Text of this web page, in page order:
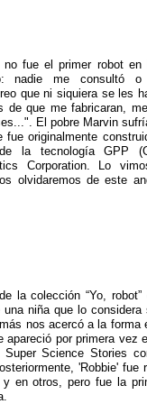
no fue el primer robot
nadie me consultó o
que ni siquiera se les
de que me fabricaran,
El pobre Marvin
fue originalmente
la tecnología GPP
Corporation. Lo
olvidaremos de este
la colección “Yo,
niña que lo considera
nos acercó a la forma
apareció por primera vez
Science Stories
'Robbie' fue
en otros, pero fue la